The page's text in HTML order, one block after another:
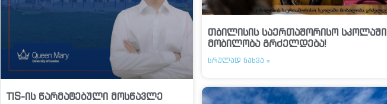
TIS-ის წარმატებული მოსწავლე
თბილისის საერთაშორისო სკოლაში
მობილობა გრძელდება!
ᲡᲠᲣᲚᲐᲓ ᲜᲐᲮᲕᲐ »